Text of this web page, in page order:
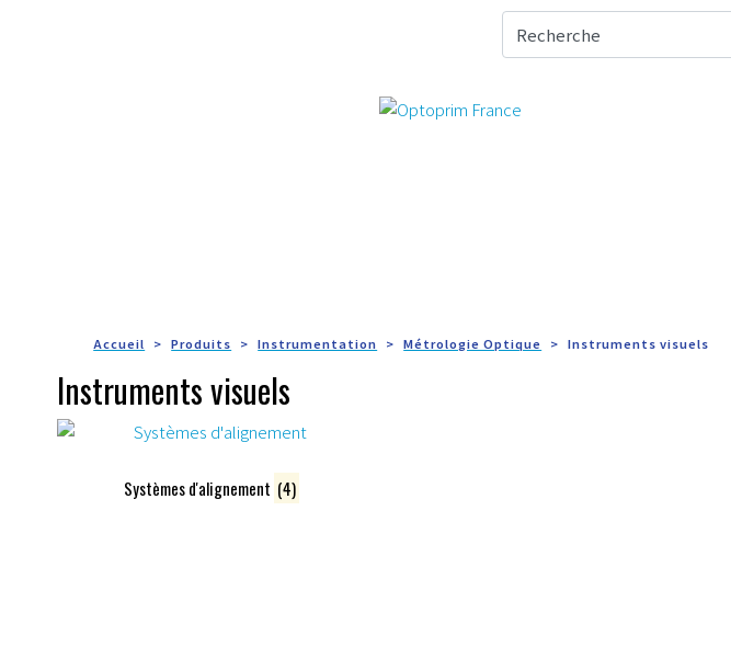
Accueil Produits Instrumentation Métrologie Optique Instruments visuels
Instruments visuels
Systèmes d'alignement (4)